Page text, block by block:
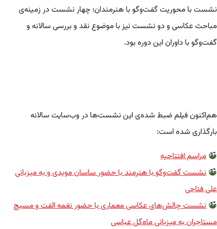
نشست با محوریت گفت‌وگو با هنرمندان؛ چهار نشست در زمینه‌ی
مباحث عکاسی و دو نشست نیز با موضوع نقد و بررسی سالانه و
گفت‌وگو با داوران این دوره بود.
هم‌اکنون فیلم ضبط شده‌ی این نشست‌ها در وب‌سایت سالانه
بارگذاری شده است:
مراسم افتتاحیه‌
نشست گفت‌وگو با هنرمند با حضور ساسان مویدی و به میزبانی
علی فتاحی
نشست چالش‌های عکاسی معماری با حضور نغمه الفت و مسیح
مستاجران به میزبانی ماه‌گل عباسی